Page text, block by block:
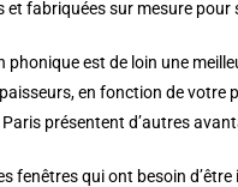
fabriquées sur mesure
phonique est de loin une
en fonction de votre
présentent d’autres
fenêtres qui ont besoin